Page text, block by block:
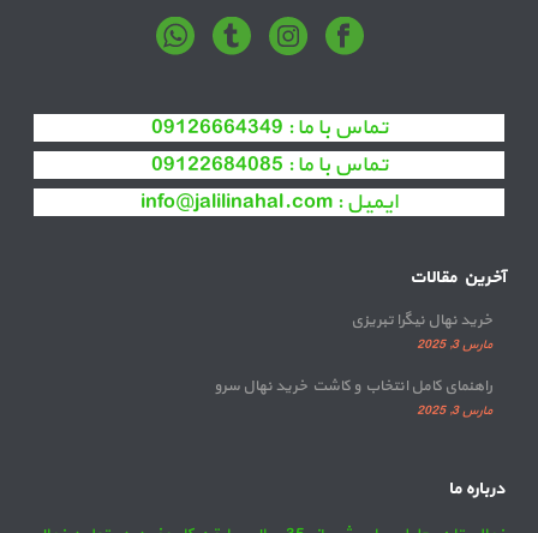
تماس با ما : 09126664349
تماس با ما : 09122684085
ایمیل : info@jalilinahal.com
آخرین مقالات
خرید نهال نیگرا تبریزی
مارس 3, 2025
راهنمای کامل انتخاب و کاشت خرید نهال سرو
مارس 3, 2025
درباره ما